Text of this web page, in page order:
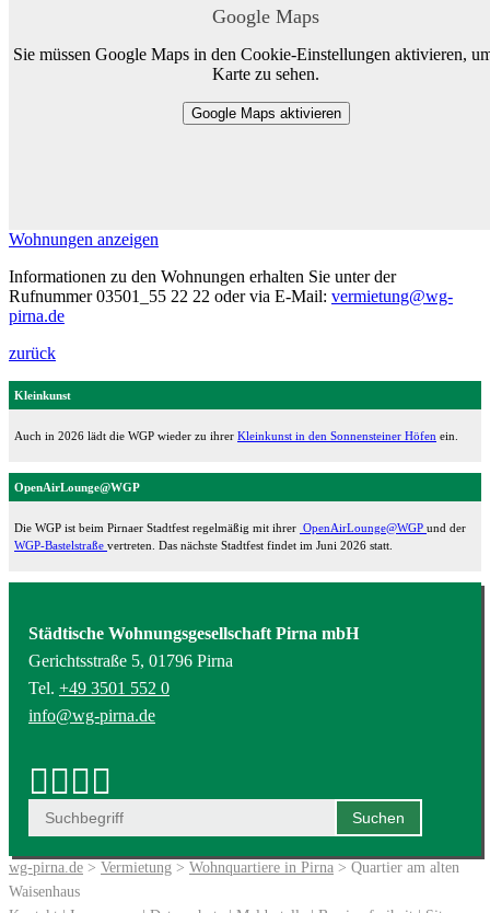
Google Maps
Sie müssen Google Maps in den Cookie-Einstellungen aktivieren,
Karte zu sehen.
Google Maps aktivieren
Wohnungen anzeigen
Informationen zu den Wohnungen erhalten Sie unter der
Rufnummer 03501_55 22 22 oder via E-Mail: vermietung@wg-
pirna.de
zurück
Kleinkunst
Auch in 2026 lädt die WGP wieder zu ihrer Kleinkunst in den Sonnensteiner Höfen ein.
OpenAirLounge@WGP
Die WGP ist beim Pirnaer Stadtfest regelmäßig mit ihrer OpenAirLounge@WGP und der
WGP-Bastelstraße vertreten. Das nächste Stadtfest findet im Juni 2026 statt.
Städtische Wohnungsgesellschaft Pirna mbH
Gerichtsstraße 5, 01796 Pirna
Tel. +49 3501 552 0
info@wg-pirna.de
wg-pirna.de > Vermietung > Wohnquartiere in Pirna > Quartier am alten
Waisenhaus